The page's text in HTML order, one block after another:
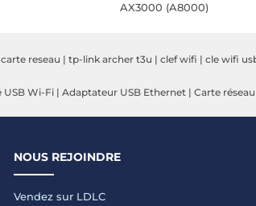
AX3000 (A8000)
carte reseau | tp-link archer t3u | clef wifi | cle wifi
USB Wi-Fi | Adaptateur USB Ethernet | Carte
NOUS REJOINDRE
Vendez sur LDLC